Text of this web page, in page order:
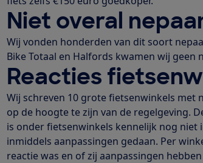
Niet overal
Wij vonden honderden van dit soort
Bike Totaal en Halfords kwamen wij geen
Reacties
Wij schreven 10 grote fietsenwinkels met
op de hoogte te zijn van de regelgeving.
is onder fietsenwinkels kennelijk nog
inmiddels aanpassingen gedaan. Per
reactie was en of zij aanpassingen